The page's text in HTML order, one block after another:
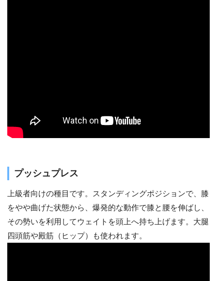
プッシュプレス
上級者向けの種目です。スタンディングポジションで、膝
をやや曲げた状態から、爆発的な動作で膝と腰を伸ばし、
その勢いを利用してウェイトを頭上へ持ち上げます。大腿
四頭筋や殿筋（ヒップ）も使われます。